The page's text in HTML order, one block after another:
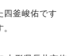
四釜峻佑です